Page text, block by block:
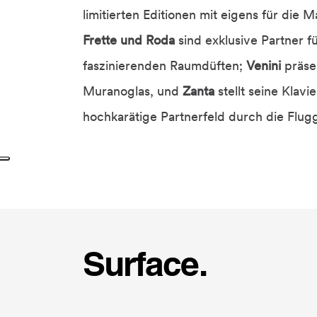
limitierten Editionen mit eigens für die
Frette und Roda sind exklusive Partner
faszinierenden Raumdüften; Venini
Muranoglas, und Zanta stellt seine
hochkarätige Partnerfeld durch die
Surface.